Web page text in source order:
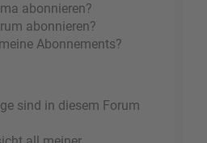
abonnieren?
abonnieren?
Abonnements?
sind in diesem Forum